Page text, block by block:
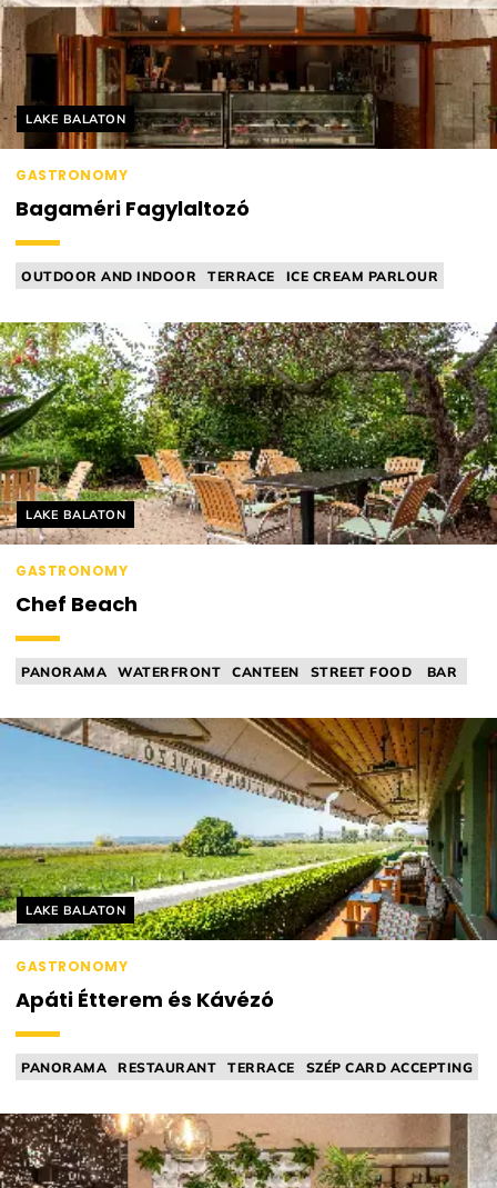
Helyszín címkék:
LAKE BALATON
GASTRONOMY
Bagaméri Fagylaltozó
OUTDOOR AND INDOOR TERRACE
ICE CREAM PARLOUR
Helyszín címkék:
LAKE BALATON
GASTRONOMY
Chef Beach
PANORAMA WATERFRONT CANTEEN STREET FOOD BAR
Helyszín címkék:
LAKE BALATON
GASTRONOMY
Apáti Étterem és Kávézó
PANORAMA RESTAURANT TERRACE
SZÉP CARD ACCEPTING